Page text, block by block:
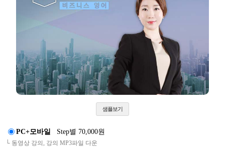
샘플보기
PC+모바일 Step별 70,000원
└ 동영상 강의, 강의 MP3파일 다운